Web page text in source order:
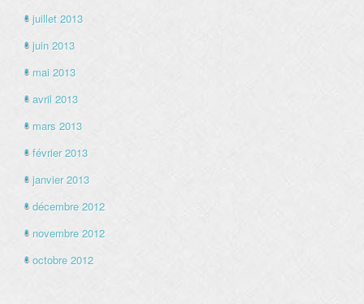
juillet 2013
juin 2013
mai 2013
avril 2013
mars 2013
février 2013
janvier 2013
décembre 2012
novembre 2012
octobre 2012